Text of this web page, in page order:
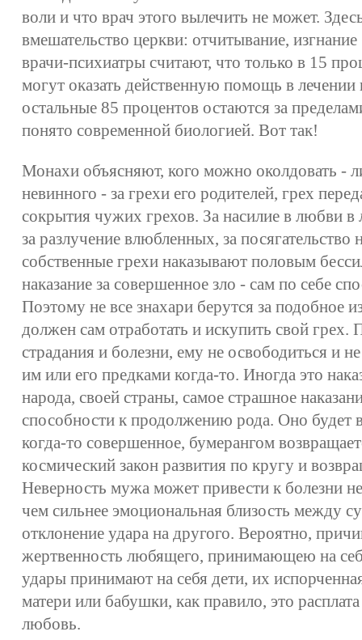
воли и что врач этого вылечить не может.
вмешательство церкви: отчитывание,
врачи-психиатры считают, что только в 15
могут оказать действенную помощь в лечении
остальные 85 процентов остаются за
понято современной биологией. Вот так!
Монахи объясняют, кого можно околдовать -
невинного - за грехи его родителей, грех
сокрытия чужих грехов. За насилие в любви
за разлучение влюбленных, за посягательство
собственные грехи наказывают половым
наказание за совершенное зло - сам по себе
Поэтому не все знахари берутся за подобное
должен сам отработать и искупить свой грех.
страдания и болезни, ему не освободиться и
им или его предками когда-то. Иногда это
народа, своей страны, самое страшное
способности к продолжению рода. Оно будет
когда-то совершенное, бумерангом
космический закон развития по кругу и
Неверность мужа может привести к болезни
чем сильнее эмоциональная близость между
отклонение удара на другого. Вероятно,
жертвенность любящего, принимающею на
удары принимают на себя дети, их
матери или бабушки, как правило, это
любовь.